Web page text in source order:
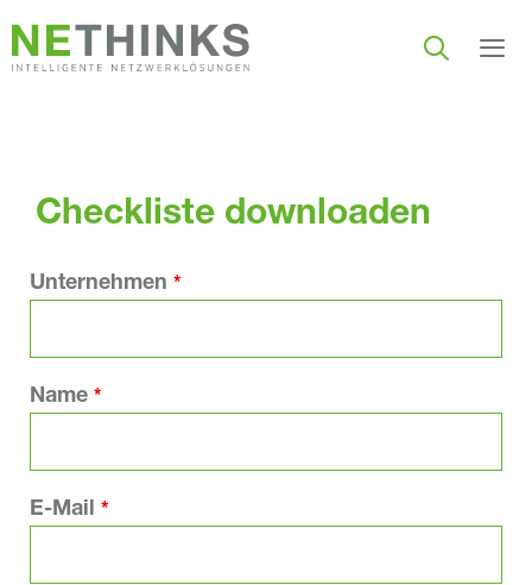
Inhalt
springen
Checkliste downloaden
Unternehmen *
Name *
E-Mail *